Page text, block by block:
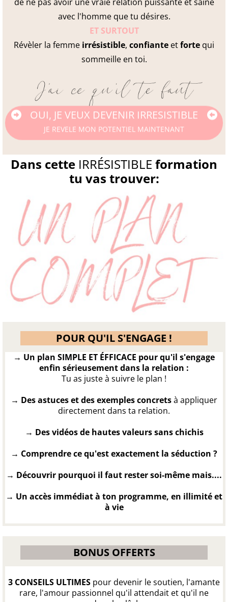
avec l'homme que tu désires.
ET SURTOUT
​Révèler la femme irrésistible, confiante etforte qui
sommeille en toi.
OUI, JE VEUX DEVENIR IRRESISTIBLE
JE REVELE MON POTENTIEL MAINTENANT
Dans cette IRRÉSISTIBLE formation
tu vas trouver:
POUR QU'IL S'ENGAGE !
→ Un plan SIMPLE ET ÉFFICACE pour qu'il s'engage
enfin sérieusement dans la relation :
Tu as juste à suivre le plan !
→ Des astuces et des exemples concretsà appliquer
directement dans ta relation.
→ Des vidéos de hautes valeurs sans chichis
→ Comprendre ce qu'est exactement la séduction ?
→ ​Découvrir pourquoi il faut rester soi-même mais....
→ ​Un accès immédiat à ton programme, en illimité et
à vie
BONUS OFFERTS
3 CONSEILS ULTIMES pour devenir le soutien, l'amante
rare, l'amour passionnel qu'il attendait et qu'il ne